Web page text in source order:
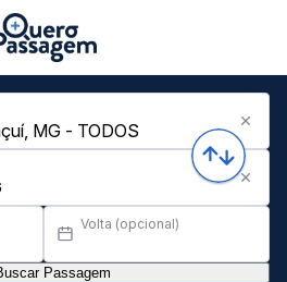
Volta (opcional)
Passagem